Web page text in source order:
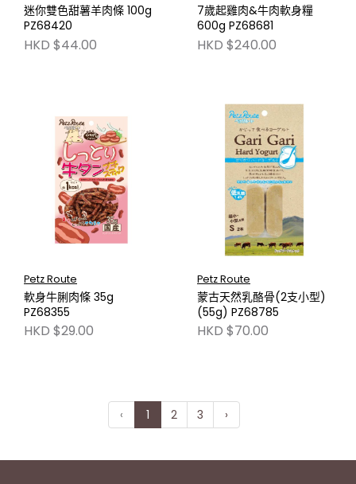
迷你雙色甜薯羊肉條 100g
PZ68420
HKD $44.00
7歲起雞肉&牛肉軟身糧
600g PZ68681
HKD $240.00
Petz Route
軟身牛脷肉條 35g
PZ68355
HKD $29.00
Petz Route
蒙古天然乳酪骨(2支小型)
(55g) PZ68785
HKD $70.00
‹ 1 2 3 ›